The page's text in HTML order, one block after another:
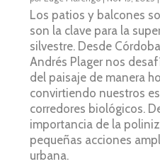
Los patios y balcones
son la clave para la
silvestre. Desde
Andrés Plager nos
del paisaje de manera
convirtiendo nuestros
corredores biológicos.
importancia de la
pequeñas acciones
urbana.